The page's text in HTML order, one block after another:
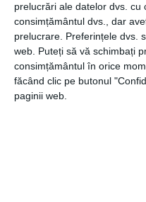
prelucrări ale datelor dvs.
consimțământul dvs., dar
prelucrare. Preferințele dvs.
web. Puteți să vă schimbați
consimțământul în orice
făcând clic pe butonul
paginii web.
Navigare
în
articole
Articolul
anterior
ANTERIOR
Reciclează pentru
Articolul
următor
URMĂTOR
Smart-hosting.ro